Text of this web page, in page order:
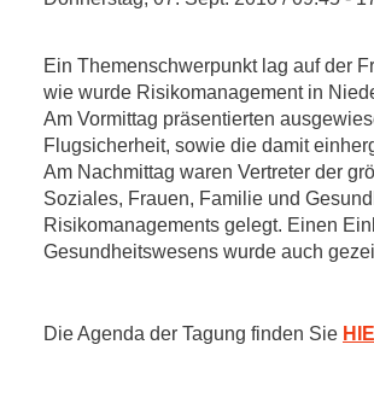
Elektronenmikroskopie
Karriereentwicklung
Research School (HBRS)
Ein Themenschwerpunkt lag auf der
wie wurde Risikomanagement in
Am Vormittag präsentierten
Flugsicherheit, sowie die damit
Am Nachmittag waren Vertreter der
Soziales, Frauen, Familie und
Risikomanagements gelegt. Einen
Gesundheitswesens wurde auch
Die Agenda der Tagung finden Sie